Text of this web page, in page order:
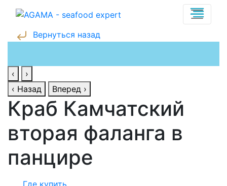
Вернуться назад
‹
›
‹ Назад
Вперед ›
Краб Камчатский
вторая фаланга в
панцире
Где купить